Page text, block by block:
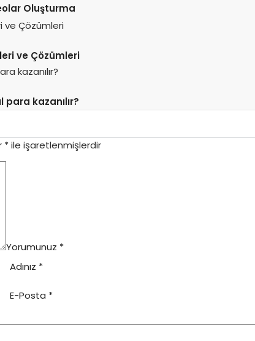
Oluşturma
ve Çözümleri
para kazanılır?
*ile işaretlenmişlerdir
Yorumunuz *
Adınız *
E-Posta *